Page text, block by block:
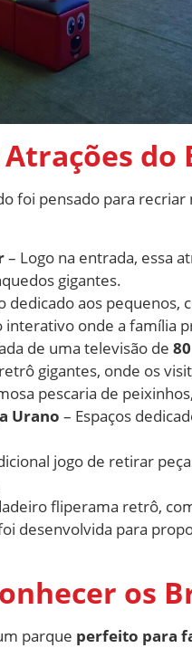
do
foi pensado para
– Logo na entrada, essa
gigantes.
dedicado aos
interativo onde a família
de uma televisão de
gigantes, onde os
pescaria de
Urano – Espaços
jogo de retirar
fliperama retrô,
desenvolvida para
os
parque perfeito para